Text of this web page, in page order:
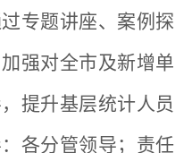
专题讲座、案例探
强对全市及新增单
提升基层统计人员
各分管领导；责任